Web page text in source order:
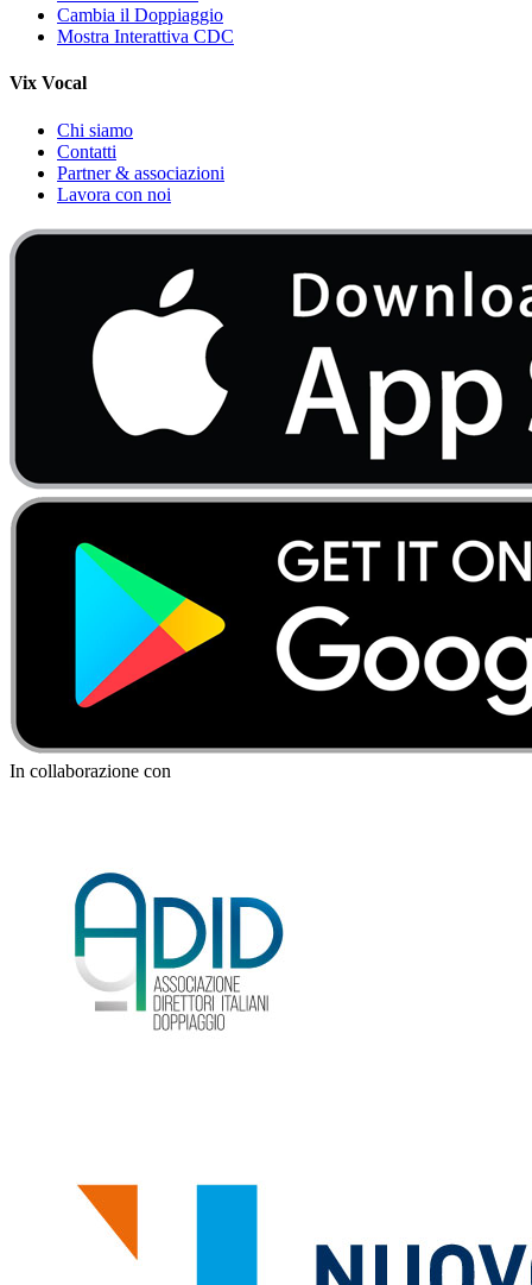
Cambia il Doppiaggio
Mostra Interattiva CDC
Vix Vocal
Chi siamo
Contatti
Partner & associazioni
Lavora con noi
In collaborazione con